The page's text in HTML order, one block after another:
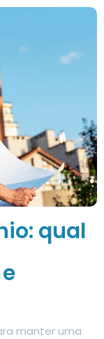
qual
manter uma